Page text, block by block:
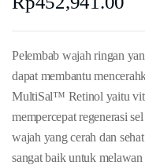
Pelembab wajah ringan
dapat membantu
MultiSal™ Retinol yaitu
mempercepat regenerasi
wajah yang cerah dan
sangat baik untuk